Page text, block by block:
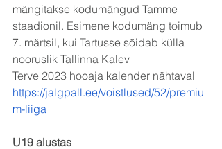
mängitakse kodumängud Tamme
staadionil. Esimene kodumäng toimub
7. märtsil, kui Tartusse sõidab külla
nooruslik Tallinna Kalev
Terve 2023 hooaja kalender nähtaval
https://jalgpall.ee/voistlused/52/premiu
m-liiga
U19 alustas